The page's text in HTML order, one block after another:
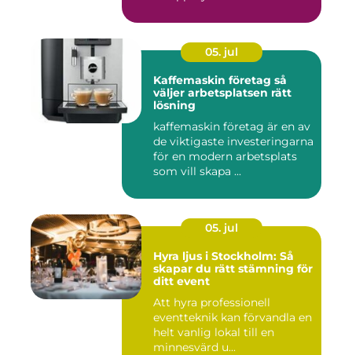
05. jul
Kaffemaskin företag så
väljer arbetsplatsen rätt
lösning
kaffemaskin företag är en av
de viktigaste investeringarna
för en modern arbetsplats
som vill skapa ...
05. jul
Hyra ljus i Stockholm: Så
skapar du rätt stämning för
ditt event
Att hyra professionell
eventteknik kan förvandla en
helt vanlig lokal till en
minnesvärd u...